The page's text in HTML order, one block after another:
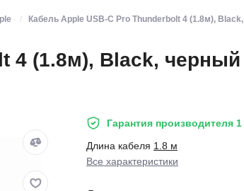
Кабель Apple USB-C Pro Thunderbolt 4 (1.8м),
4 (1.8м), Black, черный
Гарантия производителя 1
Длина кабеля 1.8 м
Все характеристики